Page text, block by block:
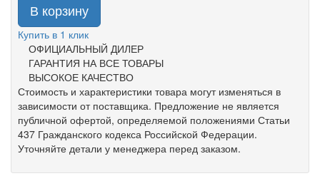
В корзину
Купить в 1 клик
ОФИЦИАЛЬНЫЙ ДИЛЕР
ГАРАНТИЯ НА ВСЕ ТОВАРЫ
ВЫСОКОЕ КАЧЕСТВО
Стоимость и характеристики товара могут изменяться в
зависимости от поставщика. Предложение не является
публичной офертой, определяемой положениями Статьи
437 Гражданского кодекса Российской Федерации.
Уточняйте детали у менеджера перед заказом.